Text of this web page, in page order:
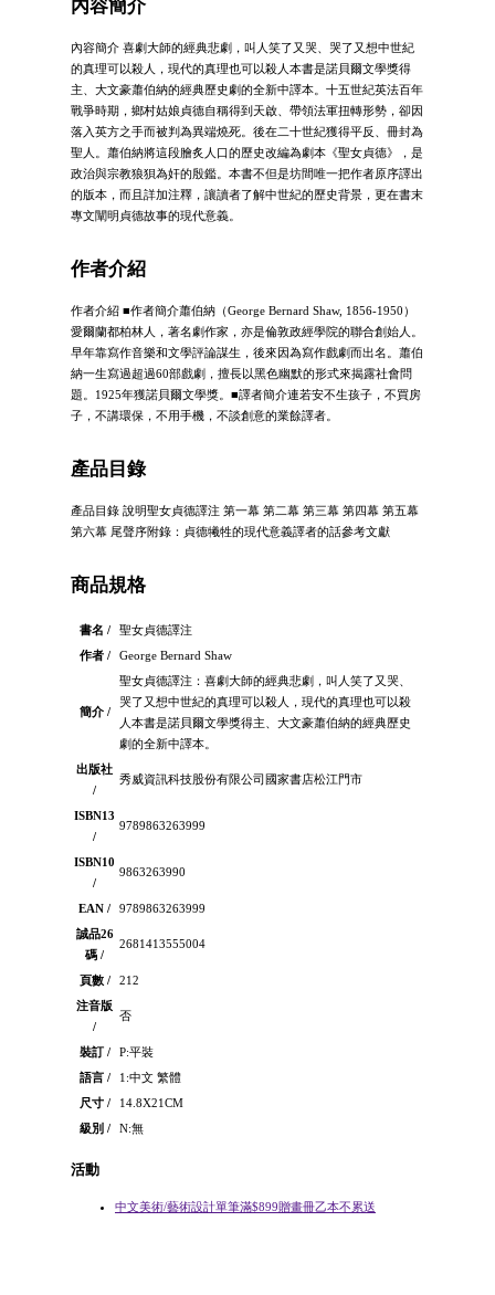
內容簡介
內容簡介 喜劇大師的經典悲劇，叫人笑了又哭、哭了又想中世紀
的真理可以殺人，現代的真理也可以殺人本書是諾貝爾文學獎得
主、大文豪蕭伯納的經典歷史劇的全新中譯本。十五世紀英法百年
戰爭時期，鄉村姑娘貞德自稱得到天啟、帶領法軍扭轉形勢，卻因
落入英方之手而被判為異端燒死。後在二十世紀獲得平反、冊封為
聖人。蕭伯納將這段膾炙人口的歷史改編為劇本《聖女貞德》，是
政治與宗教狼狽為奸的殷鑑。本書不但是坊間唯一把作者原序譯出
的版本，而且詳加注釋，讓讀者了解中世紀的歷史背景，更在書末
專文闡明貞德故事的現代意義。
作者介紹
作者介紹 ■作者簡介蕭伯納（George Bernard Shaw, 1856-1950）
愛爾蘭都柏林人，著名劇作家，亦是倫敦政經學院的聯合創始人。
早年靠寫作音樂和文學評論謀生，後來因為寫作戲劇而出名。蕭伯
納一生寫過超過60部戲劇，擅長以黑色幽默的形式來揭露社會問
題。1925年獲諾貝爾文學獎。■譯者簡介連若安不生孩子，不買房
子，不講環保，不用手機，不談創意的業餘譯者。
產品目錄
產品目錄 說明聖女貞德譯注 第一幕 第二幕 第三幕 第四幕 第五幕
第六幕 尾聲序附錄：貞德犧牲的現代意義譯者的話參考文獻
商品規格
書名 /
聖女貞德譯注
作者 /
George Bernard Shaw
簡介 /
聖女貞德譯注：喜劇大師的經典悲劇，叫人笑了又哭、
哭了又想中世紀的真理可以殺人，現代的真理也可以殺
人本書是諾貝爾文學獎得主、大文豪蕭伯納的經典歷史
劇的全新中譯本。
出版社
/
秀威資訊科技股份有限公司國家書店松江門市
ISBN13
/
9789863263999
ISBN10
/
9863263990
EAN /
9789863263999
誠品26
碼 /
2681413555004
頁數 /
212
注音版
/
否
裝訂 /
P:平裝
語言 /
1:中文 繁體
尺寸 /
14.8X21CM
級別 /
N:無
活動
中文美術/藝術設計單筆滿$899贈畫冊乙本不累送